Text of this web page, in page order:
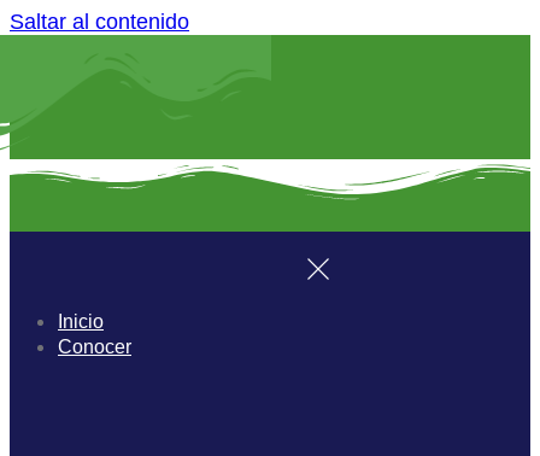
Saltar al contenido
Inicio
Conocer